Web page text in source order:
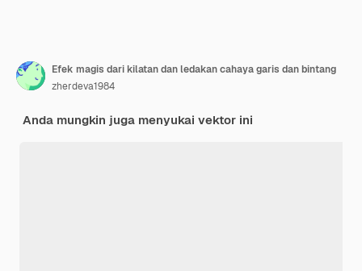
Efek magis dari kilatan dan ledakan cahaya garis dan bintang
zherdeva1984
Anda mungkin juga menyukai vektor ini